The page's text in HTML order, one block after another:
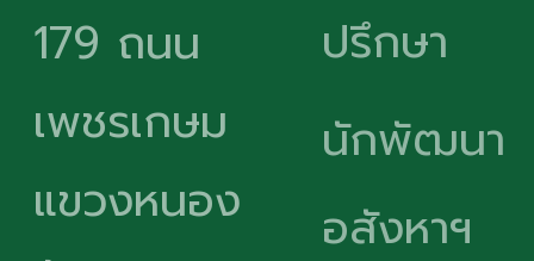
179 ถนน
เพชรเกษม
แขวงหนอง
ปรึกษา
นักพัฒนา
อสังหาฯ